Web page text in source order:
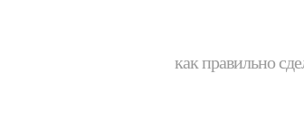
как правильно